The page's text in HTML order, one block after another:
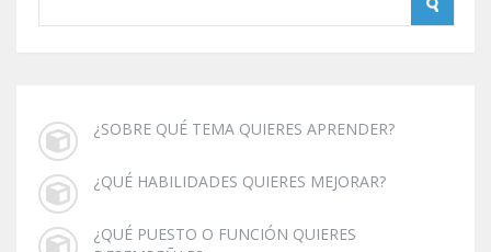
¿SOBRE QUÉ TEMA QUIERES APRENDER?
¿QUÉ HABILIDADES QUIERES MEJORAR?
¿QUÉ PUESTO O FUNCIÓN QUIERES